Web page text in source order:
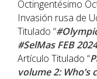
Octingentésimo
Invasión rusa de
Titulado “
#SelMas FEB
Artículo Titulado “
volume 2: Who’s